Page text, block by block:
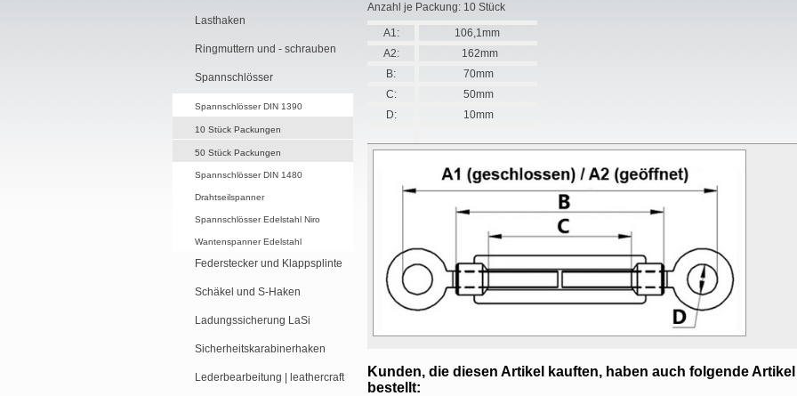
Lasthaken
Ringmuttern und - schrauben
Spannschlösser
Spannschlösser DIN 1390
10 Stück Packungen
50 Stück Packungen
Spannschlösser DIN 1480
Drahtseilspanner
Spannschlösser Edelstahl Niro
Wantenspanner Edelstahl
Federstecker und Klappsplinte
Schäkel und S-Haken
Ladungssicherung LaSi
Sicherheitskarabinerhaken
Lederbearbeitung | leathercraft
Anzahl je Packung: 10 Stück
A1:
106,1mm
A2:
162mm
B:
70mm
C:
50mm
D:
10mm
Kunden, die diesen Artikel kauften, haben auch folgende Artikel
bestellt: